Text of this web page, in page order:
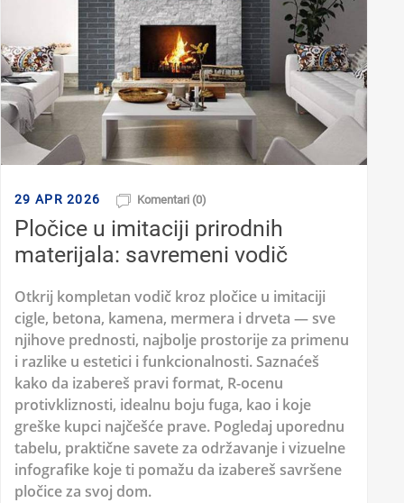
29 APR 2026 Komentari (0)
Pločice u imitaciji prirodnih
materijala: savremeni vodič
Otkrij kompletan vodič kroz pločice u imitaciji
cigle, betona, kamena, mermera i drveta — sve
njihove prednosti, najbolje prostorije za primenu
i razlike u estetici i funkcionalnosti. Saznaćeš
kako da izabereš pravi format, R-ocenu
protivkliznosti, idealnu boju fuga, kao i koje
greške kupci najčešće prave. Pogledaj uporednu
tabelu, praktične savete za održavanje i vizuelne
infografike koje ti pomažu da izabereš savršene
pločice za svoj dom.